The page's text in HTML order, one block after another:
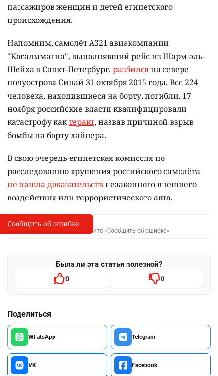
пассажиров женщин и детей египетского
происхождения.
Напомним, самолёт А321 авиакомпании
"Когалымавиа", выполнявший рейс из Шарм-эль-
Шейха в Санкт-Петербург, разбилсяна севере
полуострова Синай 31 октября 2015 года. Все 224
человека, находившиеся на борту, погибли. 17
ноября российские власти квалифицировали
катастрофу кактеракт, назвав причиной взрыв
бомбы на борту лайнера.
В свою очередь египетская комиссия по
расследованию крушения российского самолёта
не нашла доказательствнезаконного внешнего
воздействия или террористического акта.
I
Сообщить об опечатке
Выделите фрагмент и нажмите «Сообщить об ошибке»
Была ли эта статья полезной?
0 0
Поделиться
WhatsApp Telegram
VK Facebook
Сообщить об ошибке